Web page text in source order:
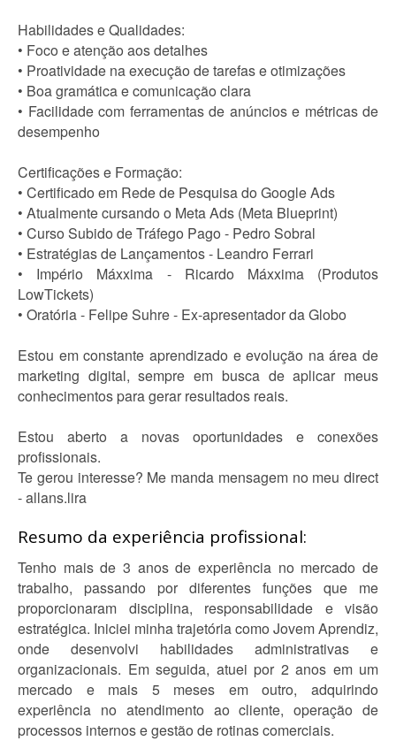
Habilidades e Qualidades:
• Foco e atenção aos detalhes
• Proatividade na execução de tarefas e otimizações
• Boa gramática e comunicação clara
• Facilidade com ferramentas de anúncios e métricas de
desempenho
Certificações e Formação:
• Certificado em Rede de Pesquisa do Google Ads
• Atualmente cursando o Meta Ads (Meta Blueprint)
• Curso Subido de Tráfego Pago - Pedro Sobral
• Estratégias de Lançamentos - Leandro Ferrari
• Império Máxxima - Ricardo Máxxima (Produtos
LowTickets)
• Oratória - Felipe Suhre - Ex-apresentador da Globo
Estou em constante aprendizado e evolução na área de
marketing digital, sempre em busca de aplicar meus
conhecimentos para gerar resultados reais.
Estou aberto a novas oportunidades e conexões
profissionais.
Te gerou interesse? Me manda mensagem no meu direct
- allans.lira
Resumo da experiência profissional:
Tenho mais de 3 anos de experiência no mercado de
trabalho, passando por diferentes funções que me
proporcionaram disciplina, responsabilidade e visão
estratégica. Iniciei minha trajetória como Jovem Aprendiz,
onde desenvolvi habilidades administrativas e
organizacionais. Em seguida, atuei por 2 anos em um
mercado e mais 5 meses em outro, adquirindo
experiência no atendimento ao cliente, operação de
processos internos e gestão de rotinas comerciais.